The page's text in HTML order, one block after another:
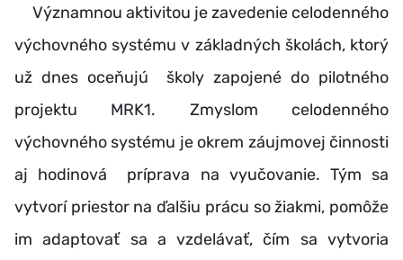
Významnou aktivitou je zavedenie celodenného
výchovného systému v základných školách, ktorý
už dnes oceňujú školy zapojené do pilotného
projektu MRK1. Zmyslom celodenného
výchovného systému je okrem záujmovej činnosti
aj hodinová príprava na vyučovanie. Tým sa
vytvorí priestor na ďalšiu prácu so žiakmi, pomôže
im adaptovať sa a vzdelávať, čím sa vytvoria